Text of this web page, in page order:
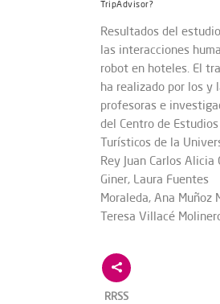
TripAdvisor?
Resultados del
las interacciones
robot en hoteles. El
ha realizado por los y
profesoras e
del Centro de Estudios
Turísticos de la
Rey Juan Carlos Alicia
Giner, Laura Fuentes
Moraleda, Ana Muñoz
Teresa Villacé
RRSS